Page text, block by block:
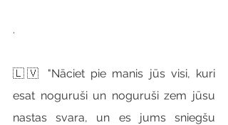
.
🇱🇻 "Nāciet pie manis jūs visi, kuri
esat noguruši un noguruši zem jūsu
nastas svara, un es jums sniegšu